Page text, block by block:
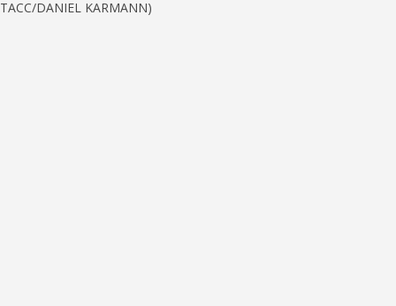
ТАСС/DANIEL KARMANN)